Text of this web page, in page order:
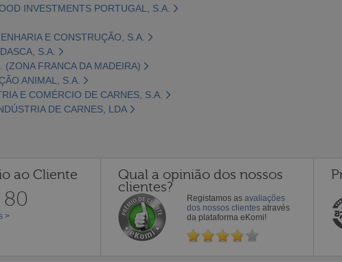
INVESTMENTS PORTUGAL, S.A.
E CONSTRUÇÃO, S.A.
S.A.
(ZONA FRANCA DA MADEIRA)
ANIMAL, S.A.
E COMÉRCIO DE CARNES, S.A.
DE CARNES, LDA
ao Cliente
>
Qual a opinião dos nossos
clientes?
Registamos as avaliações
dos nossos clientes através
da plataforma eKomi!